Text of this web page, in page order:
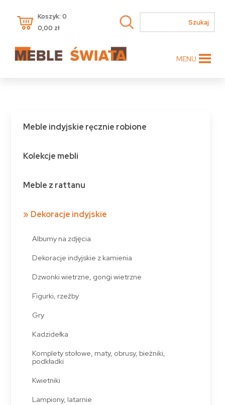
Koszyk: 0
0,00 zł
MENU
Meble indyjskie ręcznie robione
Kolekcje mebli
Meble z rattanu
Dekoracje indyjskie
Albumy na zdjęcia
Dekoracje indyjskie z kamienia
Dzwonki wietrzne, gongi wietrzne
Figurki, rzeźby
Gry
Kadzidełka
Komplety stołowe, maty, obrusy, bieżniki,
podkładki
Kwietniki
Lampiony, latarnie